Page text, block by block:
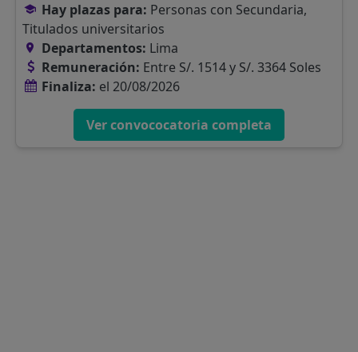
Hay plazas para: Personas con Secundaria,
Titulados universitarios
Departamentos: Lima
Remuneración: Entre S/. 1514 y S/. 3364 Soles
Finaliza: el 20/08/2026
Ver convococatoria completa